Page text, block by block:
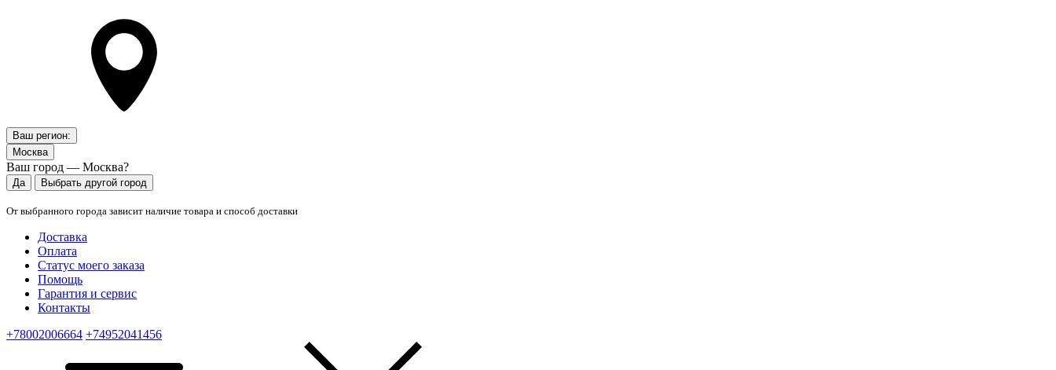
Ваш регион:
Москва
Ваш город — Москва?
Да Выбрать другой город
От выбранного города зависит наличие товара и способ доставки
Доставка
Оплата
Статус моего заказа
Помощь
Гарантия и сервис
Контакты
+78002006664 +74952041456